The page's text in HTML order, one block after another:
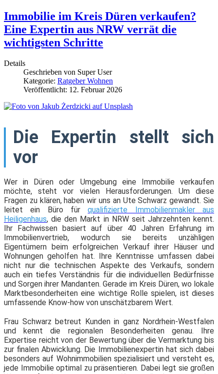
Immobilie im Kreis Düren verkaufen?
Eine Expertin aus NRW verrät die
wichtigsten Schritte
Details
Geschrieben von Super User
Kategorie: Ratgeber Wohnen
Veröffentlicht: 12. Februar 2026
Die Expertin stellt sich
vor
Wer in Düren oder Umgebung eine Immobilie verkaufen
möchte, steht vor vielen Herausforderungen. Um diese
Fragen zu klären, haben wir uns an Ute Schwarz gewandt. Sie
leitet ein Büro fürqualifizierte Immobilienmakler aus
Heiligenhaus, die den Markt in NRW seit Jahrzehnten kennt.
Ihr Fachwissen basiert auf über 40 Jahren Erfahrung im
Immobilienvertrieb, wodurch sie bereits unzähligen
Eigentümern beim erfolgreichen Verkauf ihrer Häuser und
Wohnungen geholfen hat. Ihre Kenntnisse umfassen dabei
nicht nur die technischen Aspekte des Verkaufs, sondern
auch ein tiefes Verständnis für die individuellen Bedürfnisse
und Sorgen ihrer Mandanten. Gerade im Kreis Düren, wo lokale
Marktbesonderheiten eine wichtige Rolle spielen, ist dieses
umfassende Know-how von unschätzbarem Wert.
Frau Schwarz betreut Kunden in ganz Nordrhein-Westfalen
und kennt die regionalen Besonderheiten genau. Ihre
Expertise reicht von der Bewertung über die Vermarktung bis
zur finalen Abwicklung. Die Immobilienexpertin hat sich dabei
besonders auf Wohnimmobilien spezialisiert und versteht es,
jede Immobilie optimal zu präsentieren. Dabei legt sie großen